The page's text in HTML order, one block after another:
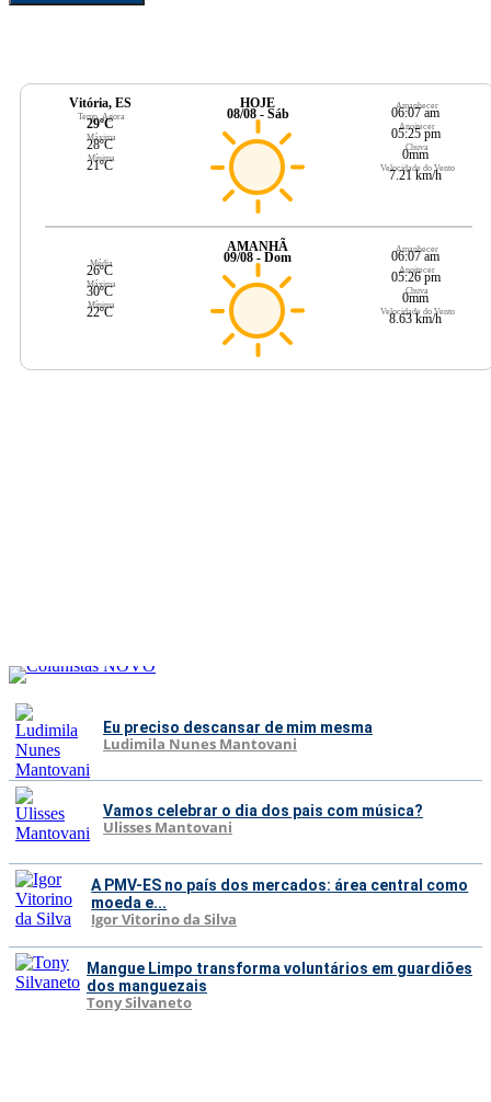
Vitória, ES
Temp. Agora
29ºC
Máxima
28ºC
Mínima
21ºC
HOJE
08/08 - Sáb
Amanhecer
06:07 am
Anoitecer
05:25 pm
Chuva
0mm
Velocidade do Vento
7.21 km/h
Média
26ºC
Máxima
30ºC
Mínima
22ºC
AMANHÃ
09/08 - Dom
Amanhecer
06:07 am
Anoitecer
05:26 pm
Chuva
0mm
Velocidade do Vento
8.63 km/h
Eu preciso descansar de mim mesma
Ludimila Nunes Mantovani
Vamos celebrar o dia dos pais com música?
Ulisses Mantovani
A PMV-ES no país dos mercados: área central como
moeda e...
Igor Vitorino da Silva
Mangue Limpo transforma voluntários em guardiões
dos manguezais
Tony Silvaneto